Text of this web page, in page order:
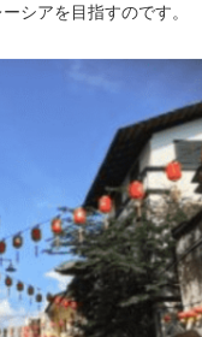
シアを目指すのです。